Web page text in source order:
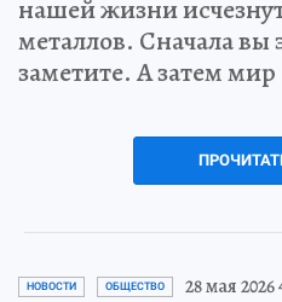
нашей жизни
металлов. Сначала вы
заметите. А затем
НОВОСТИ ОБЩЕСТВО 28 мая 2026